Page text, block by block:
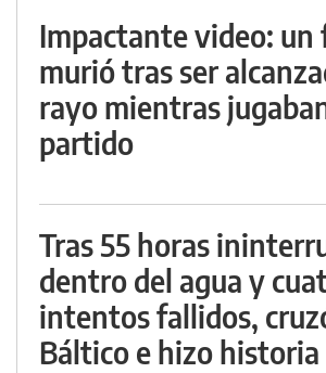
Impactante video:
murió tras ser
rayo mientras
partido
Tras 55 horas
dentro del agua y
intentos fallidos,
Báltico e hizo historia